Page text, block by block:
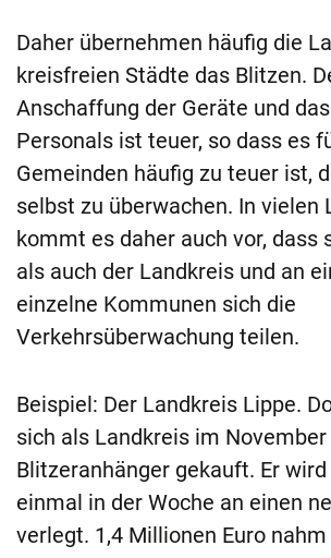
Daher übernehmen häufig die
kreisfreien Städte das Blitzen.
Anschaffung der Geräte und
Personals ist teuer, so dass es
Gemeinden häufig zu teuer ist,
selbst zu überwachen. In vielen
kommt es daher auch vor, dass
als auch der Landkreis und an
einzelne Kommunen sich die
Verkehrsüberwachung teilen.
Beispiel: Der Landkreis Lippe.
sich als Landkreis im
Blitzeranhänger gekauft. Er
einmal in der Woche an einen
verlegt. 1,4 Millionen Euro